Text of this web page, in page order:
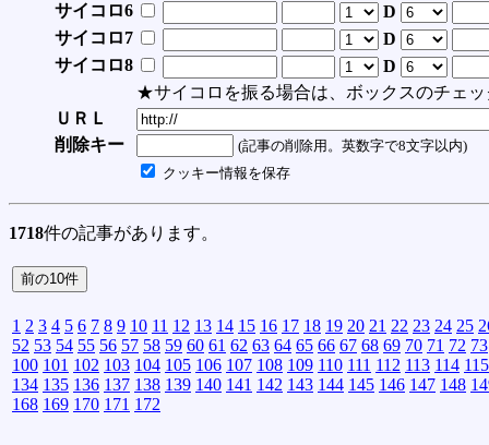
サイコロ6
D
サイコロ7
D
サイコロ8
D
★サイコロを振る場合は、ボックスのチェッ
ＵＲＬ
削除キー
(記事の削除用。英数字で8文字以内)
クッキー情報を保存
1718件の記事があります。
1 2 3 4 5 6 7 8 9 10 11 12 13 14 15 16 17 18 19 20 21 22 23 24 25
52 53 54 55 56 57 58 59 60 61 62 63 64 65 66 67 68 69 70 71 72 73
100 101 102 103 104 105 106 107 108 109 110 111 112 113 114 115
134 135 136 137 138 139 140 141 142 143 144 145 146 147 148
168 169 170 171 172